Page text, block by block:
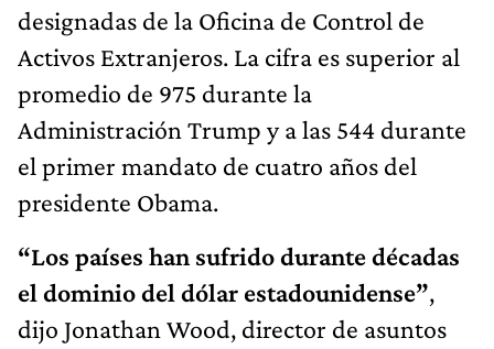
designadas de la Oficina de Control de
Activos Extranjeros. La cifra es superior al
promedio de 975 durante la
Administración Trump y a las 544 durante
el primer mandato de cuatro años del
presidente Obama.
“Los países han sufrido durante décadas
el dominio del dólar estadounidense”,
dijo Jonathan Wood, director de asuntos